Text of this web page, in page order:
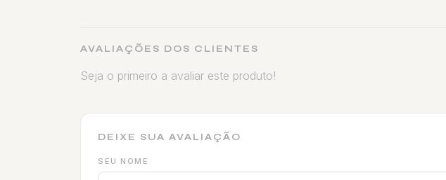
AVALIAÇÕES DOS CLIENTES
Seja o primeiro a avaliar este produto!
DEIXE SUA AVALIAÇÃO
SEU NOME